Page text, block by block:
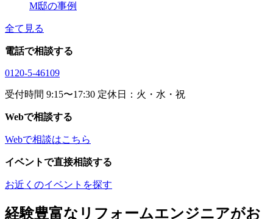
M邸の事例
全て見る
電話で相談する
0120-5-46109
受付時間 9:15〜17:30 定休日：火・水・祝
Webで相談する
Webで相談はこちら
イベントで直接相談する
お近くのイベントを探す
経験豊富なリフォームエンジニアがお